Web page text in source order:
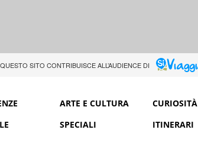
QUESTO SITO CONTRIBUISCE ALL’AUDIENCE DI
ARTE E CULTURA CURIOSITÀ
SPECIALI ITINERARI